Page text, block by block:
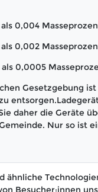
0,004
0,002
0,0005
Gesetzgebung
daher die Geräte
Nur so ist
ähnliche
Besucher:innen